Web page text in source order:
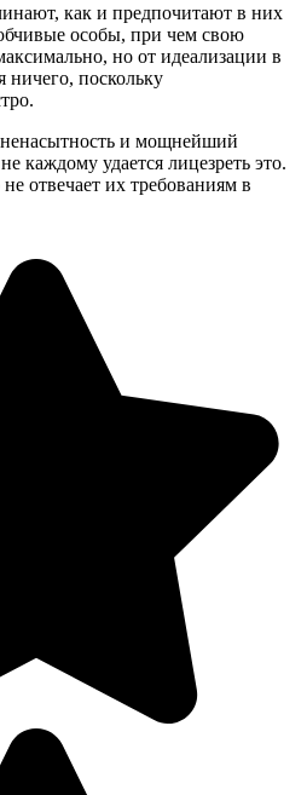
как и предпочитают в них
особы, при чем свою
но от идеализации в
ничего, поскольку
и мощнейший
каждому удается лицезреть это.
отвечает их требованиям в